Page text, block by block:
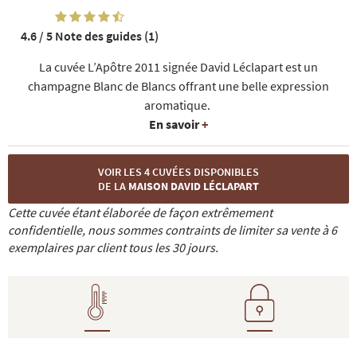
La cuvée L’Apôtre 2011 signée David Léclapart est un
champagne Blanc de Blancs offrant une belle expression
aromatique.
En savoir+
4.6 / 5Note des guides (1)
VOIR LES 4 CUVÉES DISPONIBLES
DE LA MAISON DAVID LÉCLAPART
Cette cuvée étant élaborée de façon extrêmement
confidentielle, nous sommes contraints de limiter sa vente à 6
exemplaires par client tous les 30 jours.